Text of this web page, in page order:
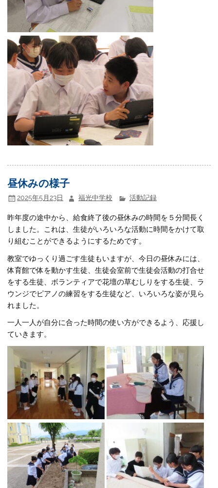
昼休みの様子
2025年5月23日 福光中学校 活動記録
昨年度の途中から、給食終了後の昼休みの時間を５分間長く
しました。これは、生徒がいろいろな活動に時間をかけて取
り組むことができるようにするためです。
教室でゆっくり過ごす生徒もいますが、今日の昼休みには、
体育館で体を動かす生徒、生徒会室前で生徒会活動の打合せ
をする生徒、ボランティアで花壇の草むしりをする生徒、ラ
ウンジでピアノの練習をする生徒など、いろいろな姿が見ら
れました。
一人一人が自分に合った時間の使い方ができるよう、応援し
ていきます。